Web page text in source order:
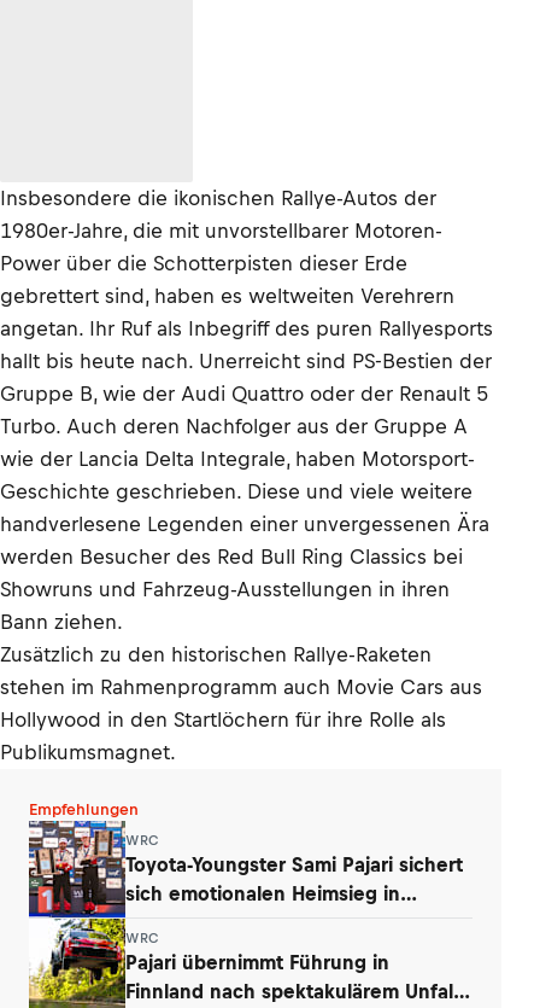
Insbesondere die ikonischen Rallye-Autos der
1980er-Jahre, die mit unvorstellbarer Motoren-
Power über die Schotterpisten dieser Erde
gebrettert sind, haben es weltweiten Verehrern
angetan. Ihr Ruf als Inbegriff des puren Rallyesports
hallt bis heute nach. Unerreicht sind PS-Bestien der
Gruppe B, wie der Audi Quattro oder der Renault 5
Turbo. Auch deren Nachfolger aus der Gruppe A
wie der Lancia Delta Integrale, haben Motorsport-
Geschichte geschrieben. Diese und viele weitere
handverlesene Legenden einer unvergessenen Ära
werden Besucher des Red Bull Ring Classics bei
Showruns und Fahrzeug-Ausstellungen in ihren
Bann ziehen.
Zusätzlich zu den historischen Rallye-Raketen
stehen im Rahmenprogramm auch Movie Cars aus
Hollywood in den Startlöchern für ihre Rolle als
Publikumsmagnet.
Empfehlungen
WRC
Toyota-Youngster Sami Pajari sichert
sich emotionalen Heimsieg in
WRC
Pajari übernimmt Führung in
Finnland nach spektakulärem Unfall